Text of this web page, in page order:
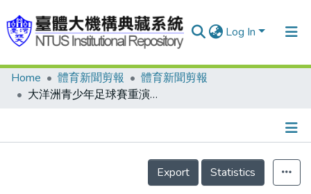
Log In
Communities & Collections
Home 體育新聞剪報
體育新聞剪報
大洋洲青少年足球賽重演上屆歷史 澳洲、紐西蘭、中華分獲冠亞季軍 中華隊演出漂亮 三比一擊敗斐濟
Details
Export
Statistics